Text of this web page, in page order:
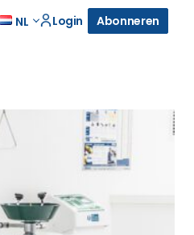
NL Login Abonneren